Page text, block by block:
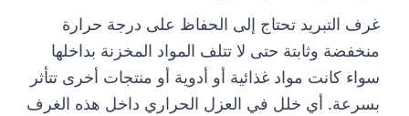
غرف التبريد تحتاج إلى الحفاظ على درجة حرارة
منخفضة وثابتة حتى لا تتلف المواد المخزنة بداخلها
سواء كانت مواد غذائية أو أدوية أو منتجات أخرى تتأثر
بسرعة. أي خلل في العزل الحراري داخل هذه الغرف